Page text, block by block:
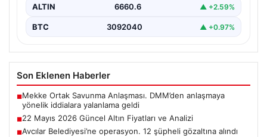
ALTIN 6660.6 ▲ +2.59%
BTC 3092040 ▲ +0.97%
Son Eklenen Haberler
■Mekke Ortak Savunma Anlaşması. DMM’den anlaşmaya
yönelik iddialara yalanlama geldi
■22 Mayıs 2026 Güncel Altın Fiyatları ve Analizi
■Avcılar Belediyesi’ne operasyon. 12 şüpheli gözaltına alındı